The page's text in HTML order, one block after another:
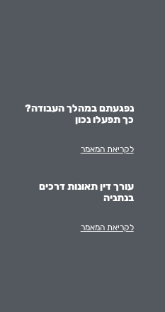
נפגעתם במהלך העבודה?
כך תפעלו נכון
לקריאת המאמר
עורך דין תאונות דרכים
בנתניה
לקריאת המאמר